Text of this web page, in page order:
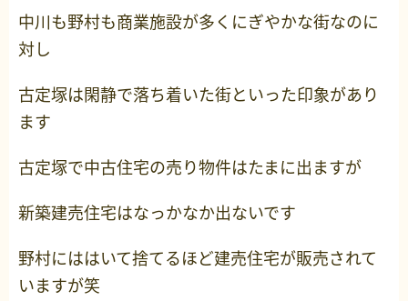
中川も野村も商業施設が多くにぎやかな街なのに
対し
古定塚は閑静で落ち着いた街といった印象があり
ます
古定塚で中古住宅の売り物件はたまに出ますが
新築建売住宅はなっかなか出ないです
野村にははいて捨てるほど建売住宅が販売されて
いますが笑